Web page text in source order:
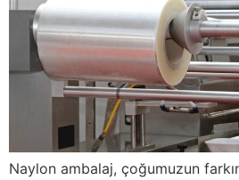
Naylon ambalaj, çoğumuzun